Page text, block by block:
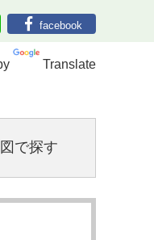
facebook
Translate
で探す